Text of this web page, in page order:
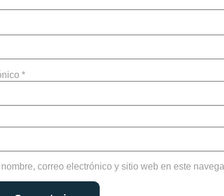
*
correo electrónico y sitio web en este